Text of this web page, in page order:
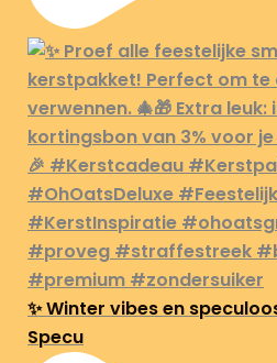
✨ Winter vibes en
Specu